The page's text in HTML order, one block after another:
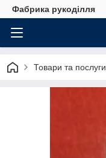
Фабрика рукоділля
Товари та послуги